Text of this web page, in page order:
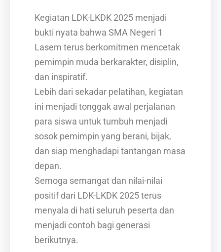
Kegiatan LDK-LKDK 2025 menjadi
bukti nyata bahwa SMA Negeri 1
Lasem terus berkomitmen mencetak
pemimpin muda berkarakter, disiplin,
dan inspiratif.
Lebih dari sekadar pelatihan, kegiatan
ini menjadi tonggak awal perjalanan
para siswa untuk tumbuh menjadi
sosok pemimpin yang berani, bijak,
dan siap menghadapi tantangan masa
depan.
Semoga semangat dan nilai-nilai
positif dari LDK-LKDK 2025 terus
menyala di hati seluruh peserta dan
menjadi contoh bagi generasi
berikutnya.